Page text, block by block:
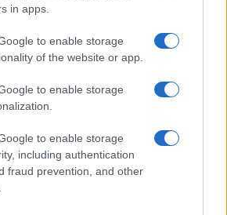
in apps.
to enable storage
of the website or app.
to enable storage
to enable storage
including authentication
fraud prevention, and other